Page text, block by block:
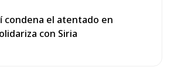
condena el atentado en
con Siria